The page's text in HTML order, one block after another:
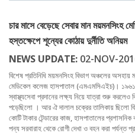
চার মাসে বেড়েছে সেবার মান ময়মনসিংহ
হস্তক্ষেপে শূন্যের কোঠায় দুর্নীতি অনিয়ম
NEWS UPDATE: 02-NOV-
বিশেষ প্রতিনিধি ময়মনসিংহ বিভাগ অঞ্চলের
মেডিকেল কলেজ হাসপাতাল (এমএমসিএইচ)। ১৯৬১
স্বাস্থ্যসেবা প্রদানের লক্ষ্য নিয়ে যাত্রা শুরু করলেও
পড়েছিলো । আর ঐ দালাল চক্রের তালিকায় ছিলো
কোটি টাকার টেন্ডারের কাজ, হাসপাতালের প্রশাসনিক
পন্য সরবারাহ থেকে রোগী দেখা ও বহন করা